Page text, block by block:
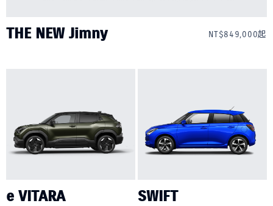
THE NEW Jimny NT$849,000起
e VITARA SWIFT